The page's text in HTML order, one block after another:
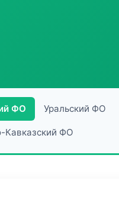
ФО Уральский ФО
Кавказский ФО